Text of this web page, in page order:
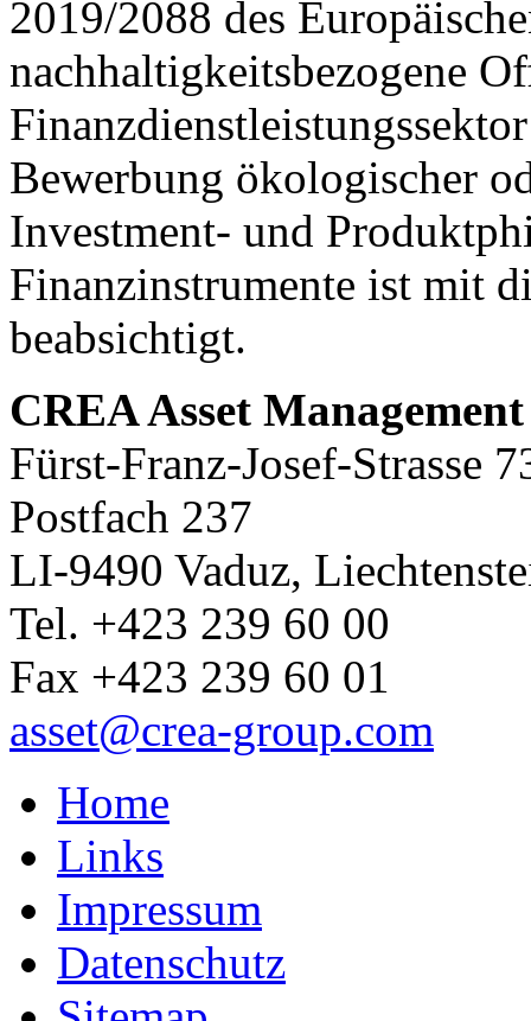
2019/2088 des
nachhaltigkeitsbezogene
Bewerbung ökologischer
Investment- und
Finanzinstrumente ist mit
beabsichtigt.
CREA Asset
Fürst-Franz-Josef-Strasse
Postfach 237
LI-9490 Vaduz,
Tel. +423 239 60 00
Fax +423 239 60 01
asset@crea-group.com
Home
Links
Impressum
Datenschutz